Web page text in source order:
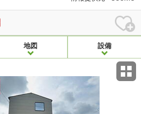
地図 設備